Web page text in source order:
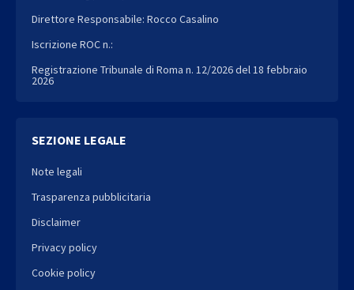
Direttore Responsabile: Rocco Casalino
Iscrizione ROC n.:
Registrazione Tribunale di Roma n. 12/2026 del 18 febbraio
2026
SEZIONE LEGALE
Note legali
Trasparenza pubblicitaria
Disclaimer
Privacy policy
Cookie policy